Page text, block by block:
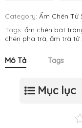
Category: Ấm Chén Tử
Tags: ấm chén bát
chén pha trà, ấm trà tử
Mô Tả Tags
Mục lục